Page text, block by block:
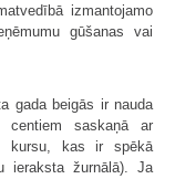
izmantojamo
gūšanas vai
gada beigās ir nauda
saskaņā ar
kursu, kas ir spēkā
ieraksta žurnālā). Ja